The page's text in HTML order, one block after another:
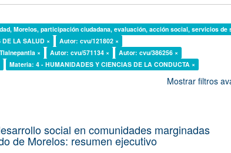
Morelos, participación ciudadana, evaluación, acción social, servicios de
LA SALUD ×
Autor: cvu/121802 ×
×
Autor: cvu/571134 ×
Autor: cvu/386256 ×
Materia: 4 - HUMANIDADES Y CIENCIAS DE LA CONDUCTA ×
Mostrar filtros
social en comunidades marginadas
de Morelos: resumen ejecutivo